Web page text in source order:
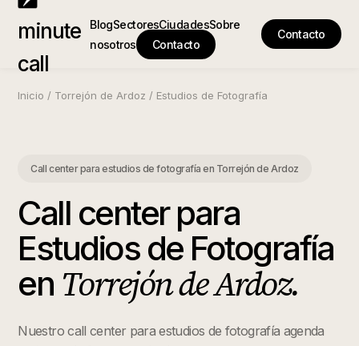
minute
call
BlogSectoresCiudadesSobre
nosotros
Contacto
Contacto
Inicio / Torrejón de Ardoz / Estudios de Fotografía
Call center para estudios de fotografía en Torrejón de Ardoz
Call center para
Estudios de Fotografía
en Torrejón de Ardoz.
Nuestro call center para estudios de fotografía agenda